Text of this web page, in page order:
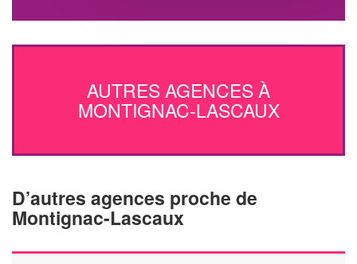
AUTRES AGENCES À
MONTIGNAC-LASCAUX
D’autres agences proche de
Montignac-Lascaux